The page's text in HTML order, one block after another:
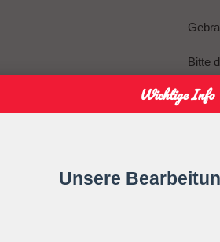
Bitte
Nicht
einer
Die
Sie
Wichtige Info
Unsere